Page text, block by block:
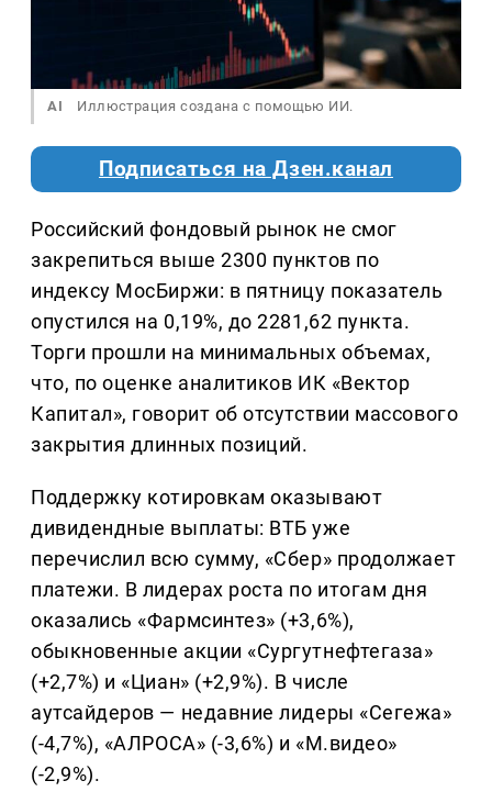
AI Иллюстрация создана с помощью ИИ.
Подписаться на Дзен.канал
Российский фондовый рынок не смог
закрепиться выше 2300 пунктов по
индексу МосБиржи: в пятницу показатель
опустился на 0,19%, до 2281,62 пункта.
Торги прошли на минимальных объемах,
что, по оценке аналитиков ИК «Вектор
Капитал», говорит об отсутствии массового
закрытия длинных позиций.
Поддержку котировкам оказывают
дивидендные выплаты: ВТБ уже
перечислил всю сумму, «Сбер» продолжает
платежи. В лидерах роста по итогам дня
оказались «Фармсинтез» (+3,6%),
обыкновенные акции «Сургутнефтегаза»
(+2,7%) и «Циан» (+2,9%). В числе
аутсайдеров — недавние лидеры «Сегежа»
(-4,7%), «АЛРОСА» (-3,6%) и «М.видео»
(-2,9%).